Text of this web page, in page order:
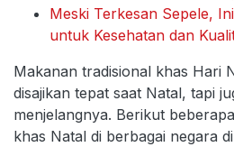
Meski Terkesan Sepele,
untuk Kesehatan dan
Makanan tradisional khas Hari
disajikan tepat saat Natal, tapi
menjelangnya. Berikut
khas Natal di berbagai negara